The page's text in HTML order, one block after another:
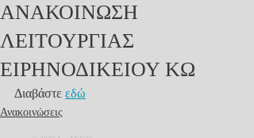
ΑΝΑΚΟΙΝΩΣΗ
ΛΕΙΤΟΥΡΓΙΑΣ
ΕΙΡΗΝΟΔΙΚΕΙΟΥ ΚΩ
Διαβάστε εδώ
Ανακοινώσεις